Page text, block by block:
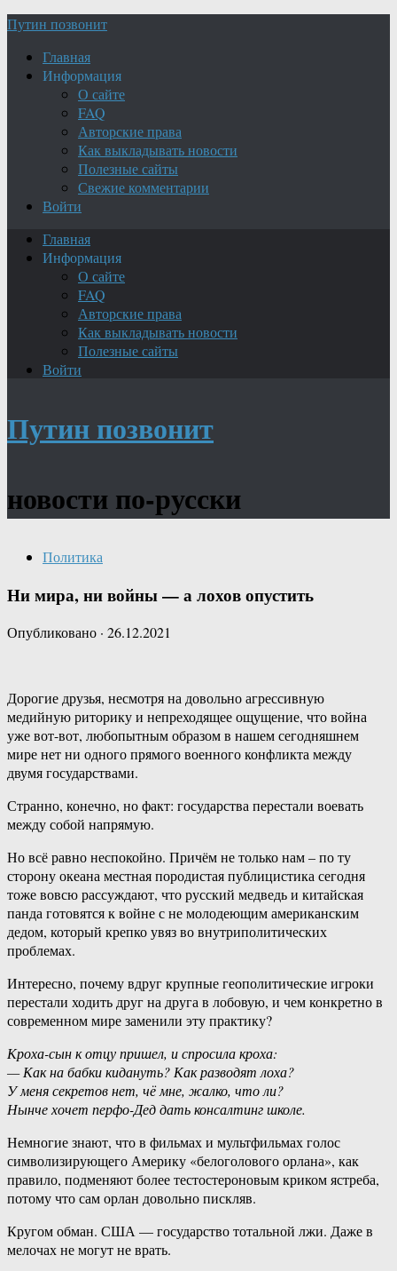
Путин позвонит
Главная
Информация
О сайте
FAQ
Авторские права
Как выкладывать новости
Полезные сайты
Свежие комментарии
Войти
Главная
Информация
О сайте
FAQ
Авторские права
Как выкладывать новости
Полезные сайты
Войти
Путин позвонит
новости по-русски
Политика
Ни мира, ни войны — а лохов опустить
Опубликовано · 26.12.2021
Дорогие друзья, несмотря на довольно агрессивную
медийную риторику и непреходящее ощущение, что война
уже вот-вот, любопытным образом в нашем сегодняшнем
мире нет ни одного прямого военного конфликта между
двумя государствами.
Странно, конечно, но факт: государства перестали воевать
между собой напрямую.
Но всё равно неспокойно. Причём не только нам – по ту
сторону океана местная породистая публицистика сегодня
тоже вовсю рассуждают, что русский медведь и китайская
панда готовятся к войне с не молодеющим американским
дедом, который крепко увяз во внутриполитических
проблемах.
Интересно, почему вдруг крупные геополитические игроки
перестали ходить друг на друга в лобовую, и чем конкретно в
современном мире заменили эту практику?
Кроха-сын к отцу пришел, и спросила кроха:
— Как на бабки кидануть? Как разводят лоха?
У меня секретов нет, чё мне, жалко, что ли?
Нынче хочет перфо-Дед дать консалтинг школе.
Немногие знают, что в фильмах и мультфильмах голос
символизирующего Америку «белоголового орлана», как
правило, подменяют более тестостероновым криком ястреба,
потому что сам орлан довольно пискляв.
Кругом обман. США — государство тотальной лжи. Даже в
мелочах не могут не врать.